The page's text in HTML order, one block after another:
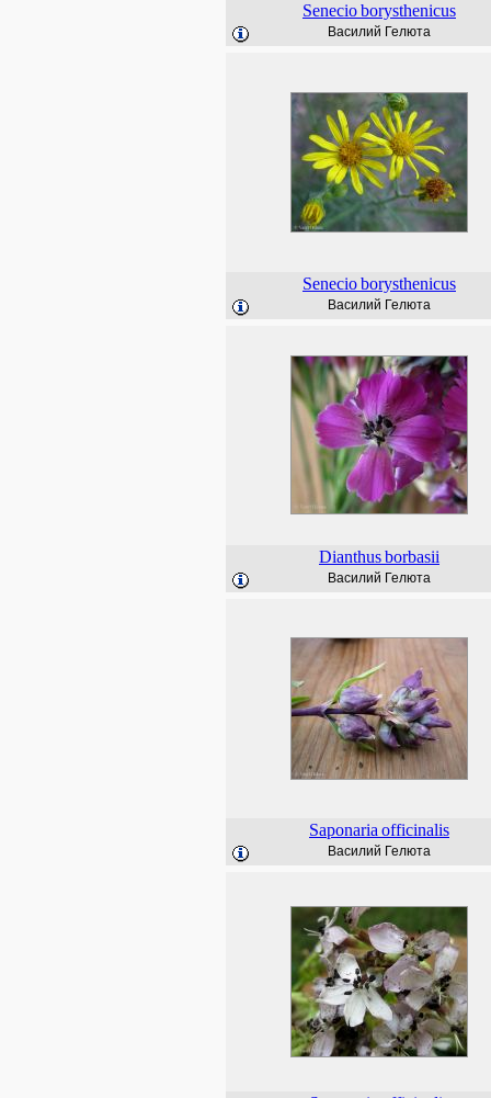
Senecioborysthenicus
Василий Гелюта
Senecioborysthenicus
Василий Гелюта
Dianthusborbasii
Василий Гелюта
Saponaria officinalis
Василий Гелюта